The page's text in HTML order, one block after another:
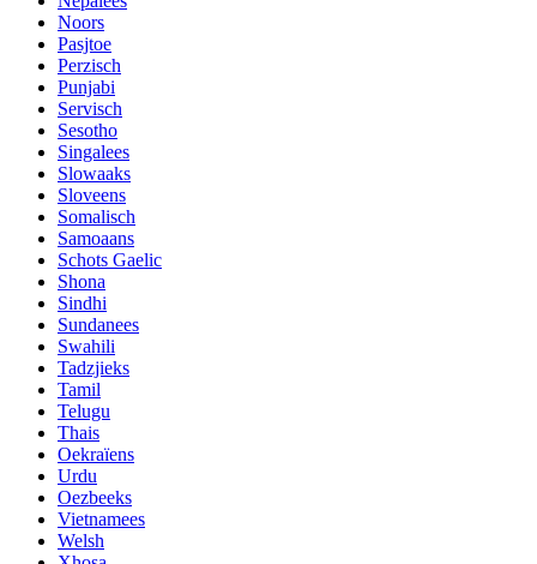
Noors
Pasjtoe
Perzisch
Punjabi
Servisch
Sesotho
Singalees
Slowaaks
Sloveens
Somalisch
Samoaans
Schots Gaelic
Shona
Sindhi
Sundanees
Swahili
Tadzjieks
Tamil
Telugu
Thais
Oekraïens
Urdu
Oezbeeks
Vietnamees
Welsh